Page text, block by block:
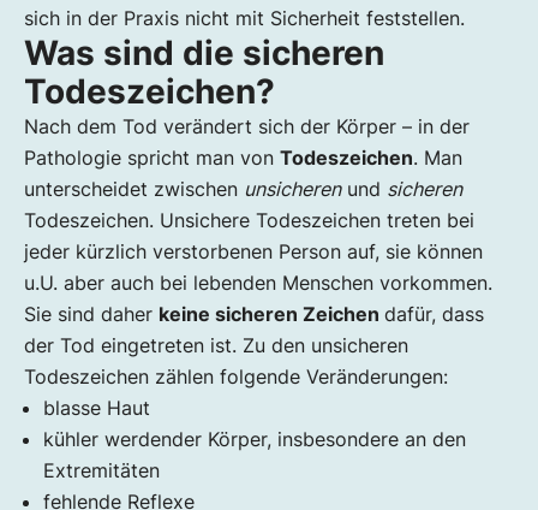
sich in der Praxis nicht mit Sicherheit feststellen.
Was sind die sicheren
Todeszeichen?
Nach dem Tod verändert sich der Körper – in der
Pathologie spricht man von Todeszeichen. Man
unterscheidet zwischen unsicherenund sicheren
Todeszeichen. Unsichere Todeszeichen treten bei
jeder kürzlich verstorbenen Person auf, sie können
u.U. aber auch bei lebenden Menschen vorkommen.
Sie sind daher keine sicheren Zeichen dafür, dass
der Tod eingetreten ist. Zu den unsicheren
Todeszeichen zählen folgende Veränderungen:
blasse Haut
kühler werdender Körper, insbesondere an den
Extremitäten
fehlende Reflexe